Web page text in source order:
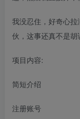
我没忍住，好奇心
伙，这事还真不是胡
项目内容:
简短介绍
注册账号